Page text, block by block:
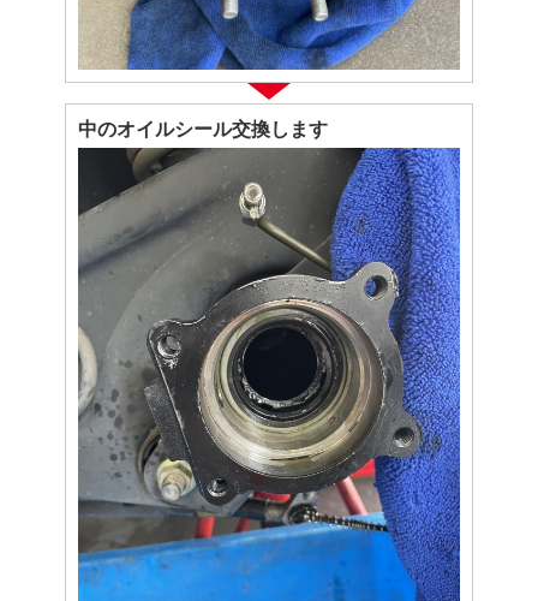
中のオイルシール交換します